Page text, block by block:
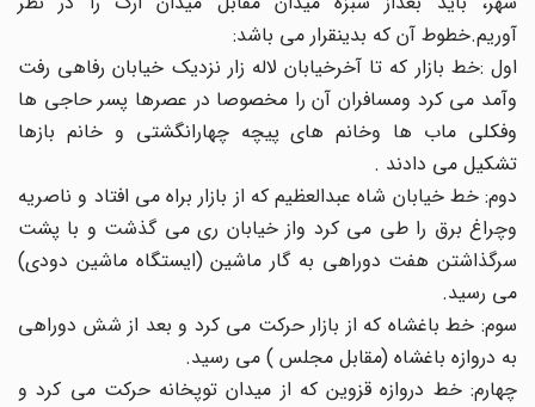
آوریم.خطوط آن که بدینقرار می باشد:
اول :خط بازار که تا آخرخیابان لاله زار نزدیک خیابان رفاهی رفت
وآمد می کرد ومسافران آن را مخصوصا در عصرها پسر حاجی ها
وفکلی ماب ها وخانم های پیچه چهارانگشتی و خانم بازها
تشکیل می دادند .
دوم: خط خیابان شاه عبدالعظیم که از بازار براه می افتاد و ناصریه
وچراغ برق را طی می کرد واز خیابان ری می گذشت و با پشت
سرگذاشتن هفت دوراهی به گار ماشین (ایستگاه ماشین دودی)
می رسید.
سوم: خط باغشاه که از بازار حرکت می کرد و بعد از شش دوراهی
به دروازه باغشاه (مقابل مجلس ) می رسید.
چهارم: خط دروازه قزوین که از میدان توپخانه حرکت می کرد و